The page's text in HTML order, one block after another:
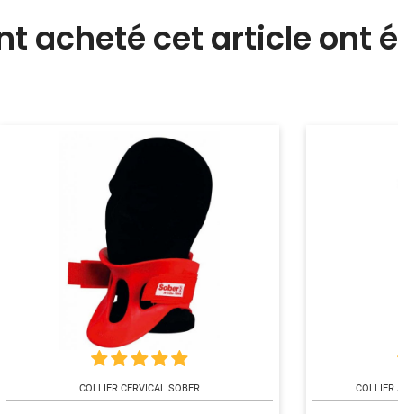
acheté cet article ont
COLLIER CERVICAL SOBER COLLIER